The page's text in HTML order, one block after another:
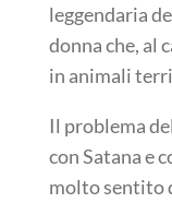
leggendaria
donna che, al
in animali
Il problema
con Satana e
molto sentito